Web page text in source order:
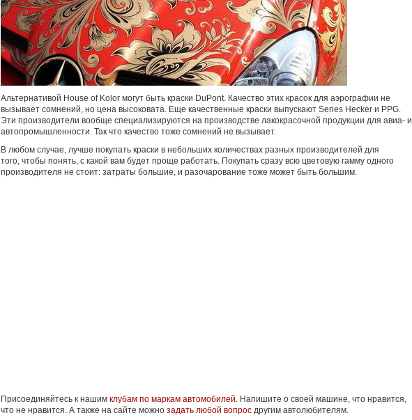
Альтернативой House of Kolor могут быть краски DuPont. Качество этих красок для аэрографии не
вызывает сомнений, но цена высоковата. Еще качественные краски выпускают Series Hecker и PPG.
Эти производители вообще специализируются на производстве лакокрасочной продукции для авиа- и
автопромышленности. Так что качество тоже сомнений не вызывает.
В любом случае, лучше покупать краски в небольших количествах разных производителей для
того, чтобы понять, с какой вам будет проще работать. Покупать сразу всю цветовую гамму одного
производителя не стоит: затраты большие, и разочарование тоже может быть большим.
Присоединяйтесь к нашим клубам по маркам автомобилей. Напишите о своей машине, что нравится,
что не нравится. А также на сайте можно задать любой вопрос другим автолюбителям.